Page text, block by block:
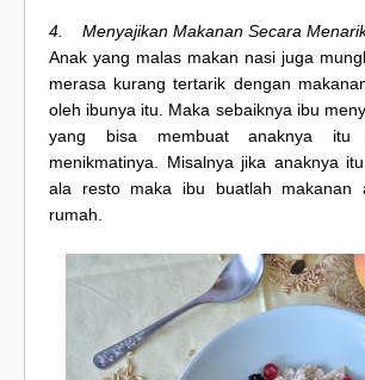
4. Menyajikan Makanan Secara
Anak yang malas makan nasi juga
merasa kurang tertarik dengan
oleh ibunya itu. Maka sebaiknya ibu
yang bisa membuat anaknya itu
menikmatinya. Misalnya jika anaknya
ala resto maka ibu buatlah
rumah.